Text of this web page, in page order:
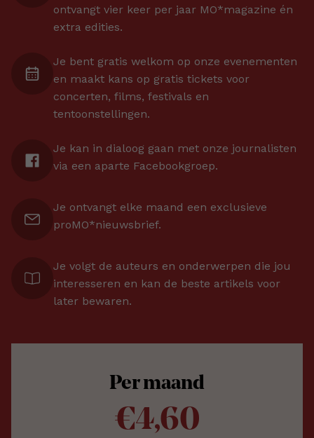
ontvangt vier keer per jaar MO*magazine én
extra edities.
Je bent gratis welkom op onze evenementen
en maakt kans op gratis tickets voor
concerten, films, festivals en
tentoonstellingen.
Je kan in dialoog gaan met onze journalisten
via een aparte Facebookgroep.
Je ontvangt elke maand een exclusieve
proMO*nieuwsbrief.
Je volgt de auteurs en onderwerpen die jou
interesseren en kan de beste artikels voor
later bewaren.
Per maand
€4,60